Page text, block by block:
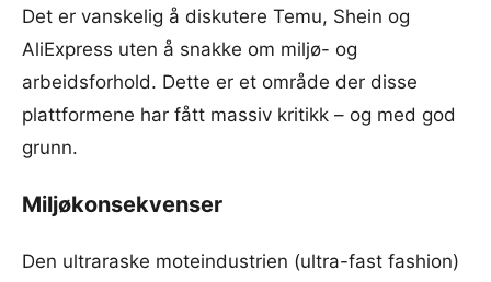
Det er vanskelig å diskutere Temu, Shein og
AliExpress uten å snakke om miljø- og
arbeidsforhold. Dette er et område der disse
plattformene har fått massiv kritikk – og med god
grunn.
Miljøkonsekvenser
Den ultraraske moteindustrien (ultra-fast fashion)